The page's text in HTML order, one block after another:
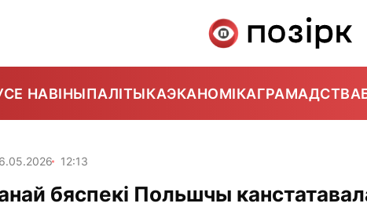
НАВІНЫПАЛІТЫКАЭКАНОМІКАГРАМАДСТВА
12:13
бяспекі Польшчы